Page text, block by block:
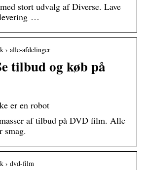
stort udvalg af Diverse. Lave
…
› alle-afdelinger
tilbud og køb på
er en robot
af tilbud på DVD film. Alle
smag.
› dvd-film